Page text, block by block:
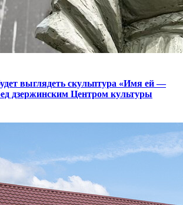
выглядеть скульптура «Имя ей —
Центром культуры